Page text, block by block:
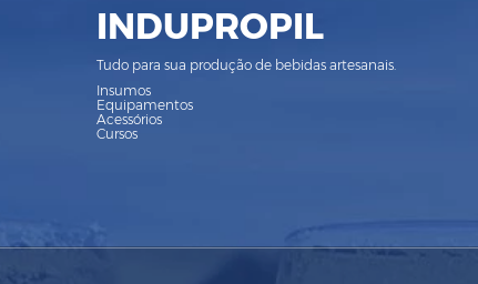
INDUPROPIL
Tudo para sua produção de bebidas artesanais.
Insumos
Equipamentos
Acessórios
Cursos